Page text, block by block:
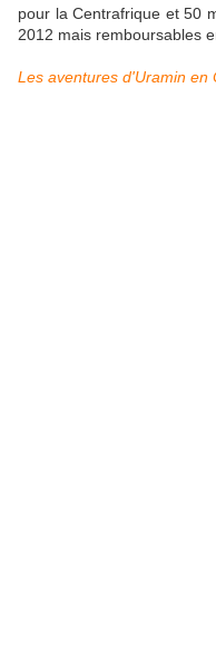
pour la Centrafrique et 50
2012 mais remboursables
Les aventures d'Uramin en